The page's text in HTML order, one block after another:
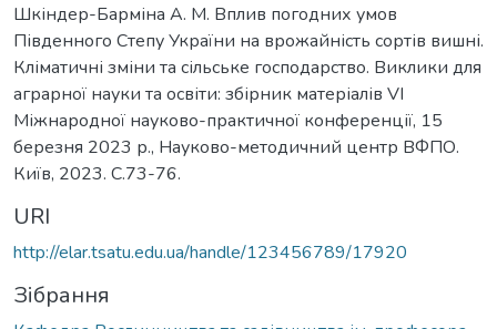
Шкіндер-Барміна А. М. Вплив погодних умов
Південного Степу України на врожайність сортів вишні.
Кліматичні зміни та сільське господарство. Виклики для
аграрної науки та освіти: збірник матеріалів VІ
Міжнародної науково-практичної конференції, 15
березня 2023 р., Науково-методичний центр ВФПО.
Київ, 2023. С.73-76.
URI
http://elar.tsatu.edu.ua/handle/123456789/17920
Зібрання